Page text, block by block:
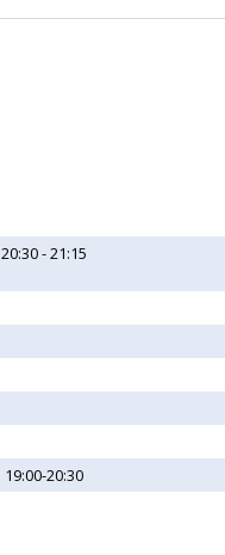
20:30 - 21:15
19:00-20:30